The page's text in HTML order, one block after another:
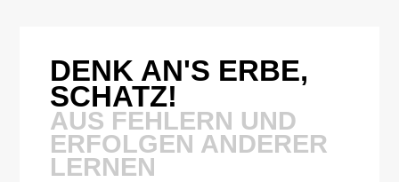
DENK AN'S ERBE,
SCHATZ!
AUS FEHLERN UND
ERFOLGEN ANDERER
LERNEN